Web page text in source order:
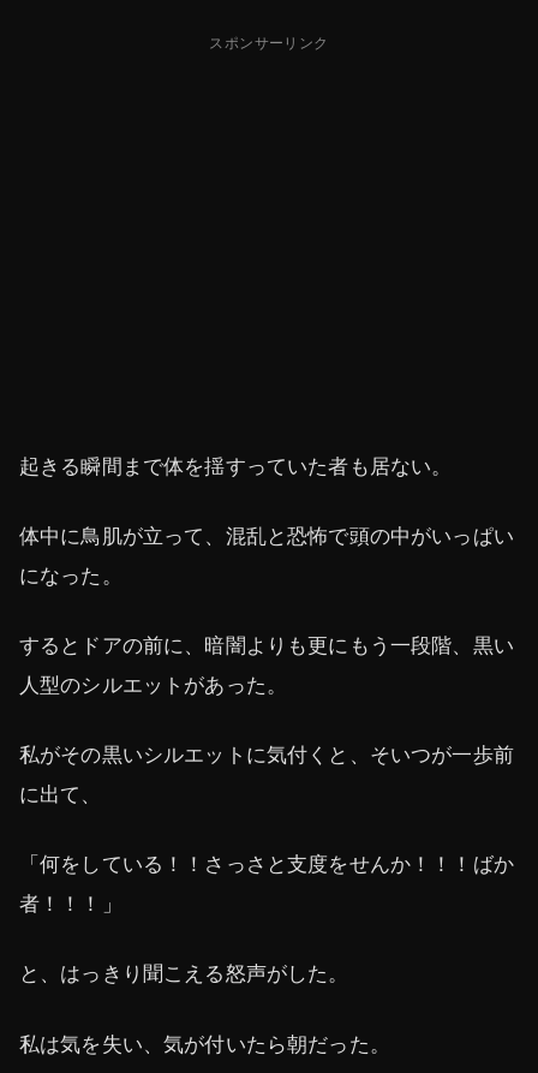
スポンサーリンク
起きる瞬間まで体を揺すっていた者も居ない。
体中に鳥肌が立って、混乱と恐怖で頭の中がいっぱい
になった。
するとドアの前に、暗闇よりも更にもう一段階、黒い
人型のシルエットがあった。
私がその黒いシルエットに気付くと、そいつが一歩前
に出て、
「何をしている！！さっさと支度をせんか！！！ばか
者！！！」
と、はっきり聞こえる怒声がした。
私は気を失い、気が付いたら朝だった。